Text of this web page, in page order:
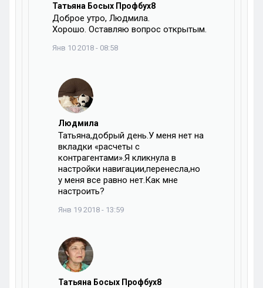
Татьяна Босых Профбух8
Доброе утро, Людмила.
Хорошо. Оставляю вопрос открытым.
Янв 10 2018 - 08:58
Людмила
Татьяна,добрый день.У меня нет на
вкладки «расчеты с
контрагентами».Я кликнула в
настройки навигации,перенесла,но
у меня все равно нет.Как мне
настроить?
Янв 19 2018 - 13:59
Татьяна Босых Профбух8